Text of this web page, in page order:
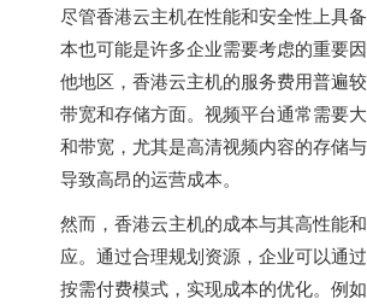
尽管香港云主机在性能和安全性上具
本也可能是许多企业需要考虑的重要
他地区，香港云主机的服务费用普遍
带宽和存储方面。视频平台通常需要
和带宽，尤其是高清视频内容的存储
导致高昂的运营成本。
然而，香港云主机的成本与其高性能
应。通过合理规划资源，企业可以通
按需付费模式，实现成本的优化。例